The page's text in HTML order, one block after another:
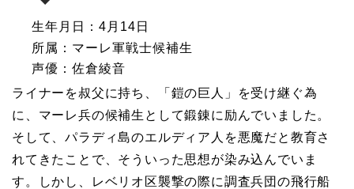
生年月日：4月14日
所属：マーレ軍戦士候補生
声優：佐倉綾音
ライナーを叔父に持ち、「鎧の巨人」を受け継ぐ為
に、マーレ兵の候補生として鍛錬に励んでいました。
そして、パラディ島のエルディア人を悪魔だと教育さ
れてきたことで、そういった思想が染み込んでいま
す。しかし、レベリオ区襲撃の際に調査兵団の飛行船